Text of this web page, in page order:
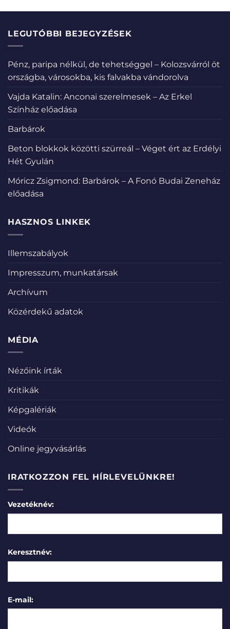
LEGUTÓBBI BEJEGYZÉSEK
Pénz, paripa nélkül, de tehetséggel – Kolozsvárról öt
országba, városokba, kis falvakba vándorolva
Vajda Katalin: Anconai szerelmesek – Az Erkel
Színház előadása
Barbárok
Beton blokkok közötti szürreál – Véget ért az Erdélyi
Hét Gyulán
Móricz Zsigmond: Barbárok – A Fonó Budai Zeneház
előadása
HASZNOS LINKEK
Illemszabályok
Impresszum, munkatársak
Archívum
Közérdekű adatok
MÉDIA
Nézőink írták
Kritikák
Képgalériák
Videók
Online jegyvásárlás
IRATKOZZON FEL HÍRLEVELÜNKRE!
Vezetéknév:
Keresztnév:
E-mail: